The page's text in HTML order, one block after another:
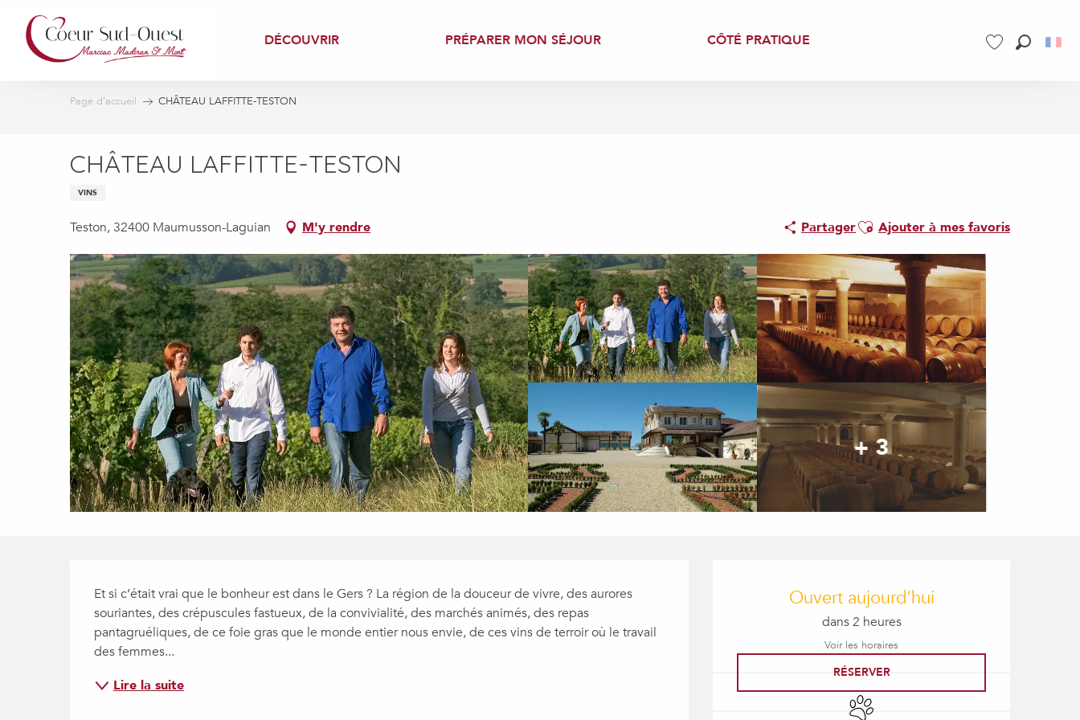
contenu
principal
DÉCOUVRIR PRÉPARER MON SÉJOUR CÔTÉ PRATIQUE
Page d’accueil CHÂTEAU LAFFITTE-TESTON
CHÂTEAU LAFFITTE-TESTON
VINS
Teston, 32400 Maumusson-Laguian M'y rendre PartagerAjouter aux favoris
Ajouter à mes favoris
+ 3
Ouverture et
Ouvert aujourd'hui
dans 2 heures
Voir les horaires
RÉSERVER
Animaux acceptés
Description
Et si c’était vrai que le bonheur est dans le Gers ? La région de la douceur de vivre, des aurores
souriantes, des crépuscules fastueux, de la convivialité, des marchés animés, des repas
pantagruéliques, de ce foie gras que le monde entier nous envie, de ces vins de terroir où le travail
des femmes...
Lire la suite